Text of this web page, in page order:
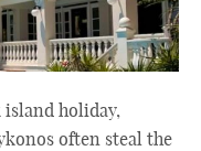
island holiday,
often steal the